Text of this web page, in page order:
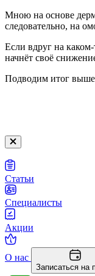
Мною на основе
следовательно, на
Если вдруг на
начнёт своё
Подводим итог
Статьи
Специалисты
Акции
О нас
Записаться на